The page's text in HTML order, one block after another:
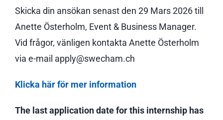
Skicka din ansökan senast den 29 Mars 2026 till
Anette Österholm, Event & Business Manager.
Vid frågor, vänligen kontakta Anette Österholm
via e-mail apply@swecham.ch
Klicka här för mer information
The last application date for this internship has